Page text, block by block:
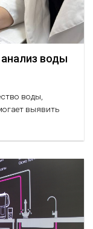
воды
воды,
выявить